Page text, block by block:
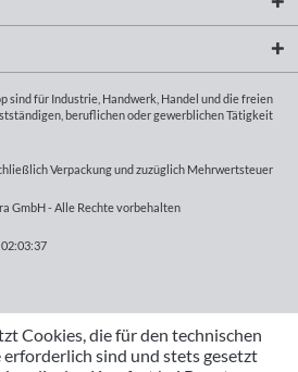
sind für Industrie, Handwerk, Handel und die freien
beruflichen oder gewerblichen Tätigkeit
Verpackung und zuzüglich Mehrwertsteuer
GmbH - Alle Rechte vorbehalten
Cookies, die für den technischen
sind und stets gesetzt